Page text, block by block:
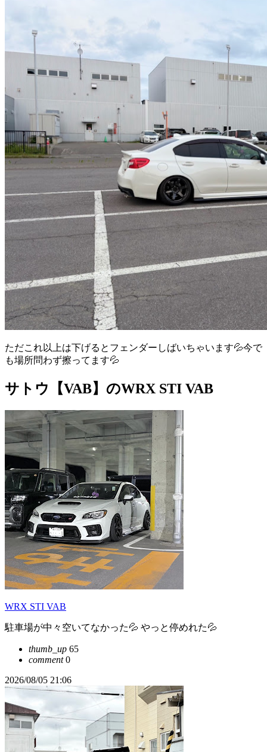
ただこれ以上は下げるとフェンダーしばいちゃいます💦今で
も場所問わず擦ってます💦
サトウ【VAB】のWRX STI VAB
WRX STI VAB
駐車場が中々空いてなかった💦 やっと停めれた💦
thumb_up 65
comment0
2026/08/05 21:06